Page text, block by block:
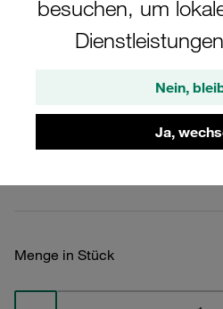
besuchen, um
Nein,
Ja,
Tragschienenmutter
Schraube gerippt, mit
GMV-4026.9-PA-DPAL-
STAUFF Materialnr. 1110003987
Menge in Stück